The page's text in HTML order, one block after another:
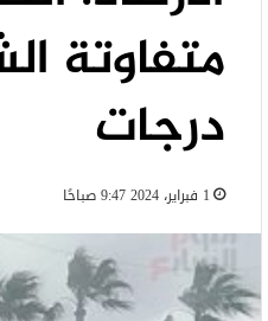
درجات
1 فبراير، 2024 9:47 صباحًا